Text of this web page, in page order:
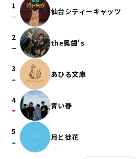
1
check_indeterminate_small 仙台シティーキャッツ
2
check_indeterminate_small the奥歯's
3
arrow_drop_up あひる文庫
4
arrow_drop_down 青い春
5
arrow_drop_up 月と徒花